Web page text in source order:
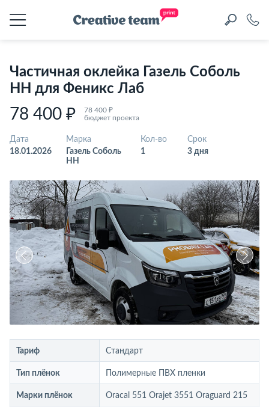
Частичная оклейка Газель Соболь
НН для Феникс Лаб
78 400 ₽
78 400 ₽
бюджет проекта
Дата
18.01.2026
Марка
Газель Соболь
НН
Кол-во
1
Срок
3 дня
Тариф Стандарт
Тип плёнок Полимерные ПВХ пленки
Марки плёнок Oracal 551 Orajet 3551 Oraguard 215